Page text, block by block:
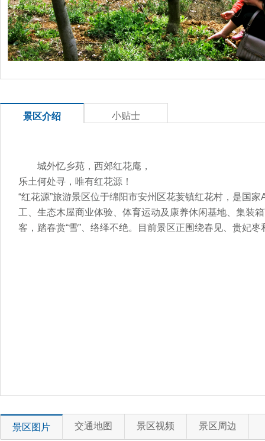
景区介绍 小贴士
城外忆乡苑，西郊红花庵，
乐土何处寻，唯有红花源！
“红花源”旅游景区位于绵阳市安州区花荄镇红花村，是国
工、生态木屋商业体验、体育运动及康养休闲基地、集装
客，踏春赏“雪”、络绎不绝。目前景区正围绕春见、贵妃
景区图片 交通地图 景区视频 景区周边